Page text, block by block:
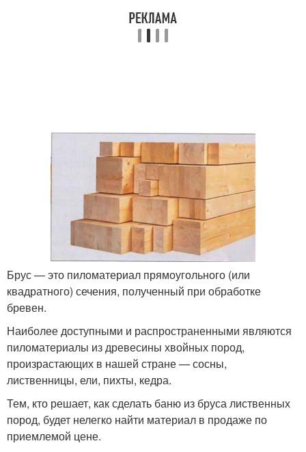
Брус — это пиломатериал прямоугольного (или
квадратного) сечения, полученный при обработке
бревен.
Наиболее доступными и распространенными являются
пиломатериалы из древесины хвойных пород,
произрастающих в нашей стране — сосны,
лиственницы, ели, пихты, кедра.
Тем, кто решает, как сделать баню из бруса лиственных
пород, будет нелегко найти материал в продаже по
приемлемой цене.